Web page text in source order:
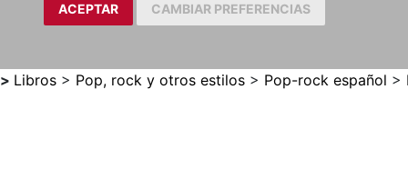
ACEPTAR CAMBIAR PREFERENCIAS
> Libros > Pop, rock y otros estilos > Pop-rock español >